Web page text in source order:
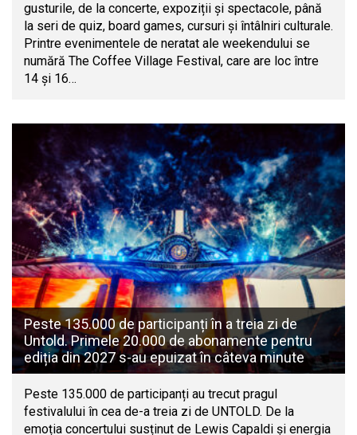
gusturile, de la concerte, expoziții și spectacole, până
la seri de quiz, board games, cursuri și întâlniri culturale.
Printre evenimentele de neratat ale weekendului se
numără The Coffee Village Festival, care are loc între
14 și 16…
Peste 135.000 de participanți în a treia zi de
Untold. Primele 20.000 de abonamente pentru
ediția din 2027 s-au epuizat în câteva minute
Peste 135.000 de participanți au trecut pragul
festivalului în cea de-a treia zi de UNTOLD. De la
emoția concertului susținut de Lewis Capaldi și energia